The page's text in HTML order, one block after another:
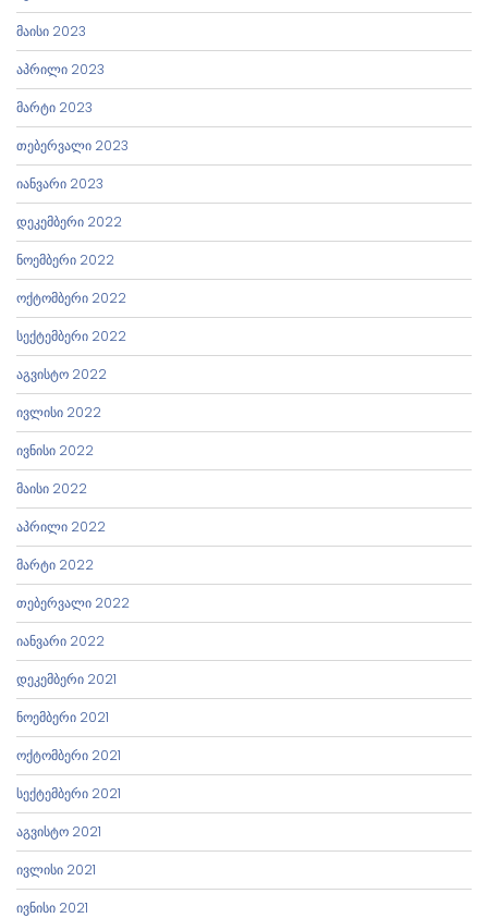
მაისი 2023
აპრილი 2023
მარტი 2023
თებერვალი 2023
იანვარი 2023
დეკემბერი 2022
ნოემბერი 2022
ოქტომბერი 2022
სექტემბერი 2022
აგვისტო 2022
ივლისი 2022
ივნისი 2022
მაისი 2022
აპრილი 2022
მარტი 2022
თებერვალი 2022
იანვარი 2022
დეკემბერი 2021
ნოემბერი 2021
ოქტომბერი 2021
სექტემბერი 2021
აგვისტო 2021
ივლისი 2021
ივნისი 2021